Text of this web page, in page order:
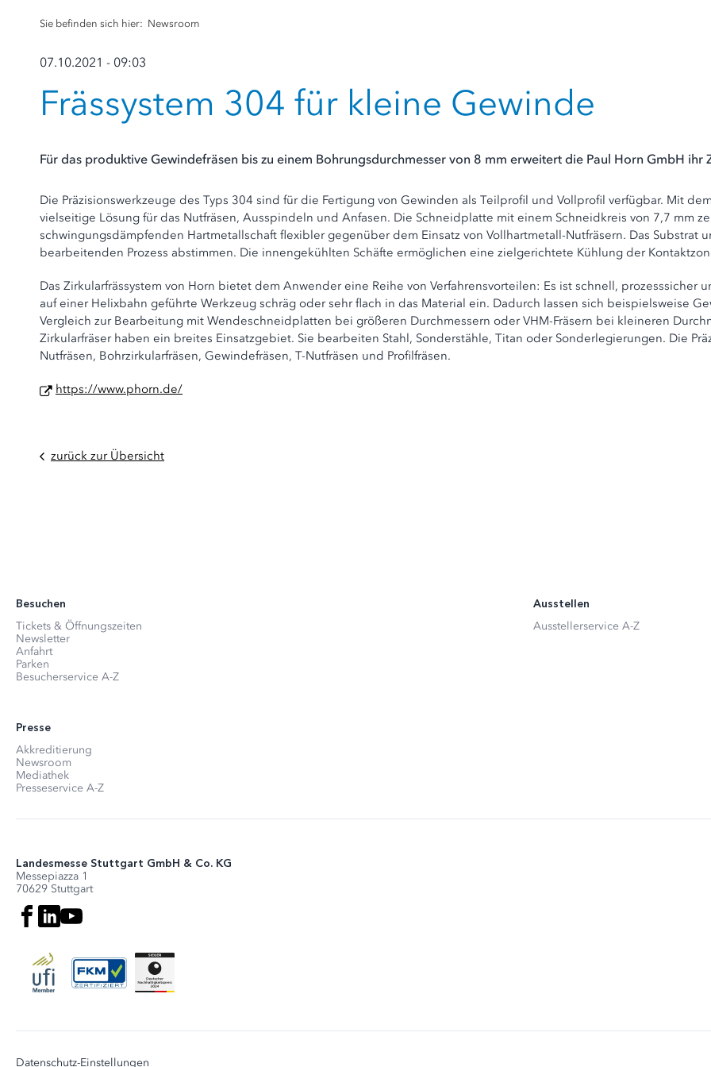
Sie befinden sich hier: Newsroom
07.10.2021 - 09:03
Frässystem 304 für kleine Gewinde
Für das produktive Gewindefräsen bis zu einem Bohrungsdurchmesser von 8 mm erweitert die Paul Horn GmbH
Die Präzisionswerkzeuge des Typs 304 sind für die Fertigung von Gewinden als Teilprofil und Vollprofil verfügbar. Mit
vielseitige Lösung für das Nutfräsen, Ausspindeln und Anfasen. Die Schneidplatte mit einem Schneidkreis von 7,7 mm
schwingungsdämpfenden Hartmetallschaft flexibler gegenüber dem Einsatz von Vollhartmetall-Nutfräsern. Das Substrat
bearbeitenden Prozess abstimmen. Die innengekühlten Schäfte ermöglichen eine zielgerichtete Kühlung der
Das Zirkularfrässystem von Horn bietet dem Anwender eine Reihe von Verfahrensvorteilen: Es ist schnell,
auf einer Helixbahn geführte Werkzeug schräg oder sehr flach in das Material ein. Dadurch lassen sich beispielsweise
Vergleich zur Bearbeitung mit Wendeschneidplatten bei größeren Durchmessern oder VHM-Fräsern bei kleineren
Zirkularfräser haben ein breites Einsatzgebiet. Sie bearbeiten Stahl, Sonderstähle, Titan oder Sonderlegierungen. Die
Nutfräsen, Bohrzirkularfräsen, Gewindefräsen, T-Nutfräsen und Profilfräsen.
https://www.phorn.de/
zurück zur Übersicht
Besuchen
Tickets & Öffnungszeiten
Newsletter
Anfahrt
Parken
Besucherservice A-Z
Ausstellen
Ausstellerservice A-Z
Presse
Akkreditierung
Newsroom
Mediathek
Presseservice A-Z
Landesmesse Stuttgart GmbH & Co. KG
Messepiazza 1
70629 Stuttgart
Datenschutz-Einstellungen